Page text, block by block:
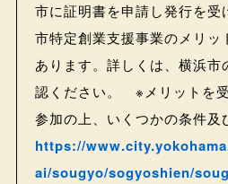
市に証明書を申請し発行を受
市特定創業支援事業のメリッ
あります。詳しくは、横浜
認ください。 ※メリットを
参加の上、いくつかの条件及
https://
ai/sougyo/sogyoshien/